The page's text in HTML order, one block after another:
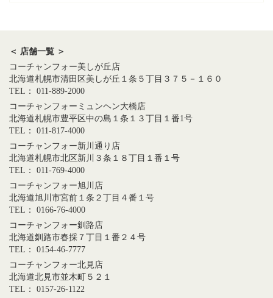
＜ 店舗一覧 ＞
コーチャンフォー美しが丘店
北海道札幌市清田区美しが丘１条５丁目３７５－１６０
TEL： 011-889-2000
コーチャンフォーミュンヘン大橋店
北海道札幌市豊平区中の島１条１３丁目１番1号
TEL： 011-817-4000
コーチャンフォー新川通り店
北海道札幌市北区新川３条１８丁目１番１号
TEL： 011-769-4000
コーチャンフォー旭川店
北海道旭川市宮前１条２丁目４番１号
TEL： 0166-76-4000
コーチャンフォー釧路店
北海道釧路市春採７丁目１番２４号
TEL： 0154-46-7777
コーチャンフォー北見店
北海道北見市並木町５２１
TEL： 0157-26-1122